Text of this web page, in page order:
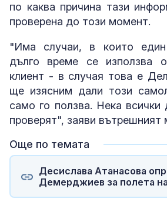
по каква причина тази
проверена до този момент.
"Има случаи, в които
дълго време се използва
клиент - в случая това е
ще изясним дали този
само го ползва. Нека
проверят", заяви вътрешният
Още по темата
Десислава Атанасова
Демерджиев за полета